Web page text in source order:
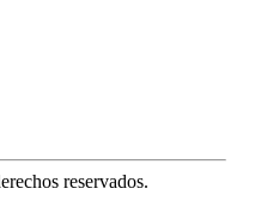
reservados.